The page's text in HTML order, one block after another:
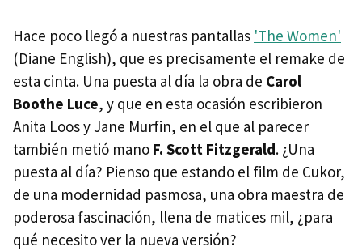
Hace poco llegó a nuestras pantallas 'The Women'
(Diane English), que es precisamente el remake de
esta cinta. Una puesta al día la obra de Carol
Boothe Luce, y que en esta ocasión escribieron
Anita Loos y Jane Murfin, en el que al parecer
también metió mano F. Scott Fitzgerald. ¿Una
puesta al día? Pienso que estando el film de Cukor,
de una modernidad pasmosa, una obra maestra de
poderosa fascinación, llena de matices mil, ¿para
qué necesito ver la nueva versión?